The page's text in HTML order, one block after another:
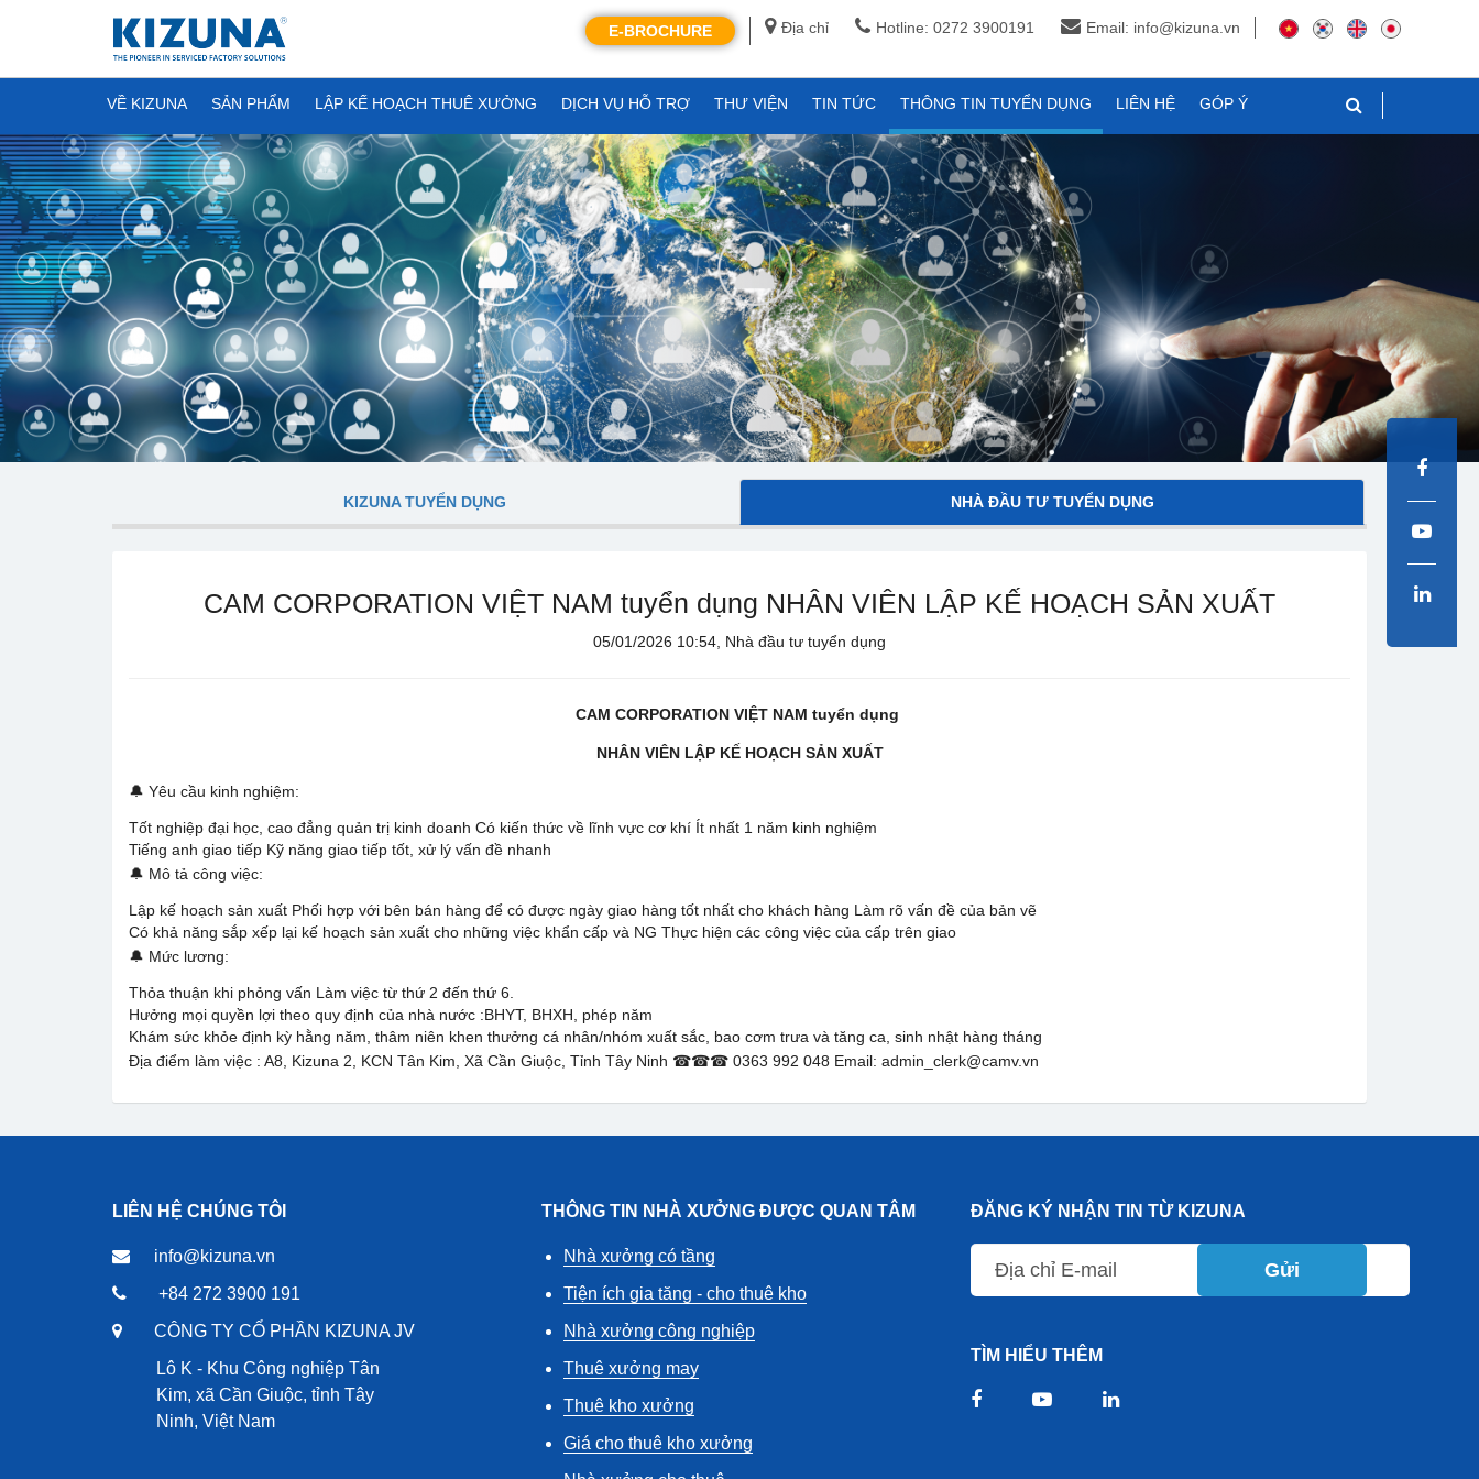
Địa chỉ Hotline: 0272 3900191 Email: info@kizuna.vn
E-BROCHURE
VỀ KIZUNA SẢN PHẨM LẬP KẾ HOẠCH THUÊ XƯỞNG DỊCH VỤ HỖ TRỢ THƯ VIỆN TIN TỨC THÔNG TIN TUYỂN DỤNG LIÊN HỆ GÓP Ý
KIZUNA TUYỂN DỤNG NHÀ ĐẦU TƯ TUYỂN DỤNG
CAM CORPORATION VIỆT NAM tuyển dụng NHÂN VIÊN LẬP KẾ HOẠCH SẢN XUẤT
05/01/2026 10:54, Nhà đầu tư tuyển dụng
CAM CORPORATION VIỆT NAM tuyển dụng
NHÂN VIÊN LẬP KẾ HOẠCH SẢN XUẤT
🔔 Yêu cầu kinh nghiệm:
Tốt nghiệp đại học, cao đẳng quản trị kinh doanh Có kiến thức về lĩnh vực cơ khí Ít nhất 1 năm kinh nghiệm
Tiếng anh giao tiếp Kỹ năng giao tiếp tốt, xử lý vấn đề nhanh
🔔 Mô tả công việc:
Lập kế hoạch sản xuất Phối hợp với bên bán hàng để có được ngày giao hàng tốt nhất cho khách hàng Làm rõ vấn đề của bản vẽ
Có khả năng sắp xếp lại kế hoạch sản xuất cho những việc khẩn cấp và NG Thực hiện các công việc của cấp trên giao
🔔 Mức lương:
Thỏa thuận khi phỏng vấn Làm việc từ thứ 2 đến thứ 6.
Hưởng mọi quyền lợi theo quy định của nhà nước :BHYT, BHXH, phép năm
Khám sức khỏe định kỳ hằng năm, thâm niên khen thưởng cá nhân/nhóm xuất sắc, bao cơm trưa và tăng ca, sinh nhật hàng tháng
Địa điểm làm việc : A8, Kizuna 2, KCN Tân Kim, Xã Cần Giuộc, Tỉnh Tây Ninh ☎☎☎ 0363 992 048 Email: admin_clerk@camv.vn
LIÊN HỆ CHÚNG TÔI
info@kizuna.vn
+84 272 3900 191
CÔNG TY CỔ PHẦN KIZUNA JV
Lô K - Khu Công nghiệp Tân
Kim, xã Cần Giuộc, tỉnh Tây
Ninh, Việt Nam
THÔNG TIN NHÀ XƯỞNG ĐƯỢC QUAN TÂM
Nhà xưởng có tầng
Tiện ích gia tăng - cho thuê kho
Nhà xưởng công nghiệp
Thuê xưởng may
Thuê kho xưởng
Giá cho thuê kho xưởng
ĐĂNG KÝ NHẬN TIN TỪ KIZUNA
Gửi
TÌM HIỂU THÊM